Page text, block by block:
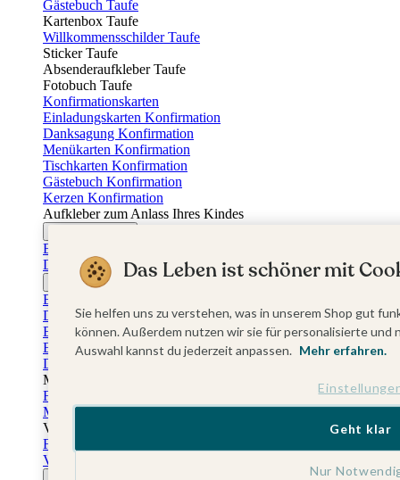
Gästebuch Taufe
Kartenbox Taufe
Willkommensschilder Taufe
Sticker Taufe
Absenderaufkleber Taufe
Fotobuch Taufe
Konfirmationskarten
Einladungskarten Konfirmation
Danksagung Konfirmation
Menükarten Konfirmation
Tischkarten Konfirmation
Gästebuch Konfirmation
Kerzen Konfirmation
Aufkleber zum Anlass Ihres Kindes
Einladungskarten Firmung
Dankeskarten Firmung
Jugendweihekarten
Einladungskarten Jugendweihe
Dankeskarten Jugendweihe
Einschulungskarten
Einladungskarten Einschulung
Danksagung Einschulung
Muttertag
Fotogeschenke Muttertag
Muttertagskarten
Vatertag
Fotogeschenke Vatertag
Vatertagskarten
Das Leben ist schöner mit
Sie helfen uns zu verstehen, was in unserem Shop gut
können. Außerdem nutzen wir sie für personalisierte
Auswahl kannst du jederzeit anpassen. Mehr erfahren.
Nur
Geht klar